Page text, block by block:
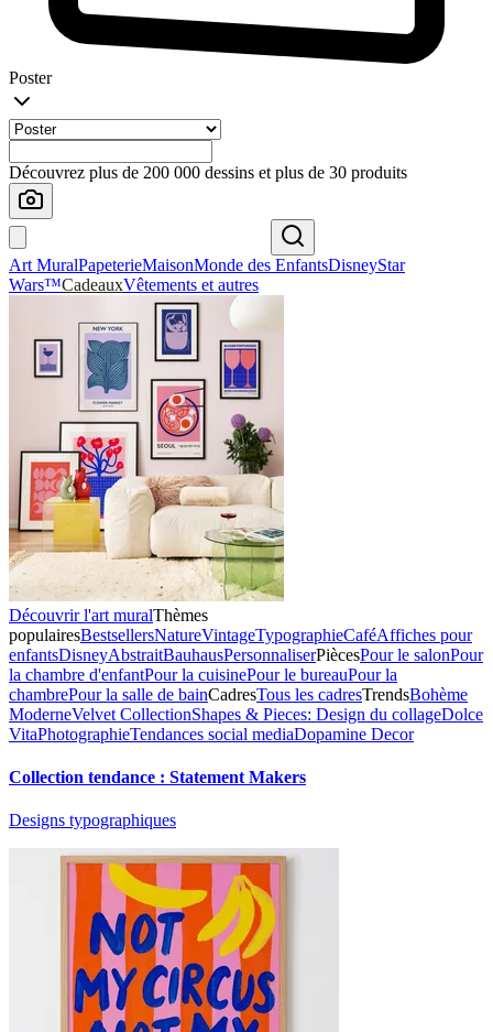
Poster
Découvrez plus de 200 000 dessins et plus de 30 produits
Art MuralPapeterieMaisonMonde des EnfantsDisneyStar
Wars™CadeauxVêtements et autres
Découvrir l'art muralThèmes
populairesBestsellersNatureVintageTypographieCaféAffiches pour
enfantsDisneyAbstraitBauhausPersonnaliserPiècesPour le salonPour
la chambre d'enfantPour la cuisinePour le bureauPour la
chambrePour la salle de bainCadresTous les cadresTrendsBohème
ModerneVelvet CollectionShapes & Pieces: Design du collageDolce
VitaPhotographieTendances social mediaDopamine Decor
Collection tendance : Statement Makers
Designs typographiques